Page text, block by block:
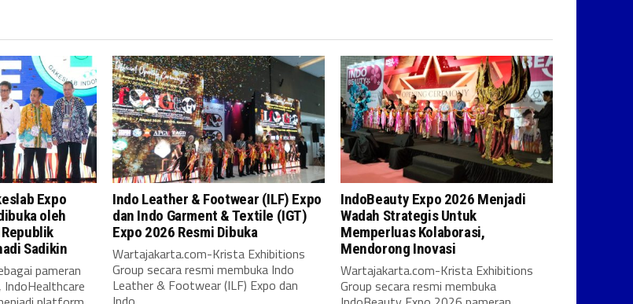
Expo
oleh
Sadikin
pameran
Indo Leather & Footwear (ILF) Expo
dan Indo Garment & Textile (IGT)
Expo 2026 Resmi Dibuka
Wartajakarta.com-Krista Exhibitions
Group secara resmi membuka Indo
Leather & Footwear (ILF) Expo dan
IndoBeauty Expo 2026 Menjadi
Wadah Strategis Untuk
Memperluas Kolaborasi,
Mendorong Inovasi
Wartajakarta.com-Krista Exhibitions
Group secara resmi membuka